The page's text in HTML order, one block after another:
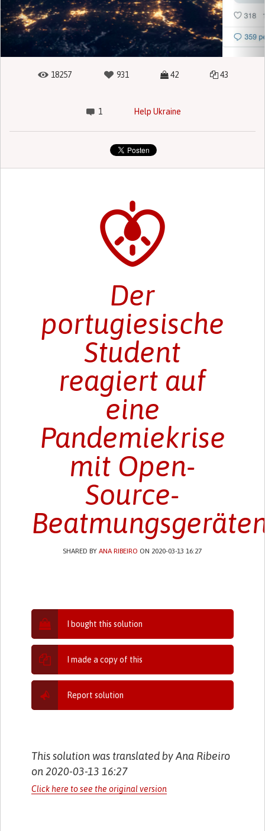
18257 931 42 43
1 Help Ukraine
Der
portugiesische
Student
reagiert auf
eine
Pandemiekrise
mit Open-
Source-
SHARED BYANA RIBEIRO ON 2020-03-13 16:27
I bought this solution
I made a copy of this
Report solution
This solution was translated by Ana Ribeiro
on 2020-03-13 16:27
Click here to see the original version